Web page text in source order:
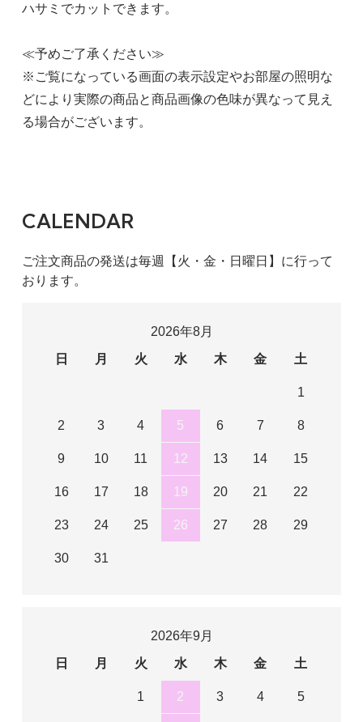
ハサミでカットできます。
≪予めご了承ください≫
※ご覧になっている画面の表示設定やお部屋の照明な
どにより実際の商品と商品画像の色味が異なって見え
る場合がございます。
CALENDAR
ご注文商品の発送は毎週【火・金・日曜日】に行って
おります。
2026年8月
日
月 火 水 木 金 土
1
2 3 4 5 6 7 8
9 10 11 12 13 14 15
16 17 18 19 20 21 22
23 24 25 26 27 28 29
30 31
2026年9月
日
月 火 水 木 金 土
1 2 3 4 5